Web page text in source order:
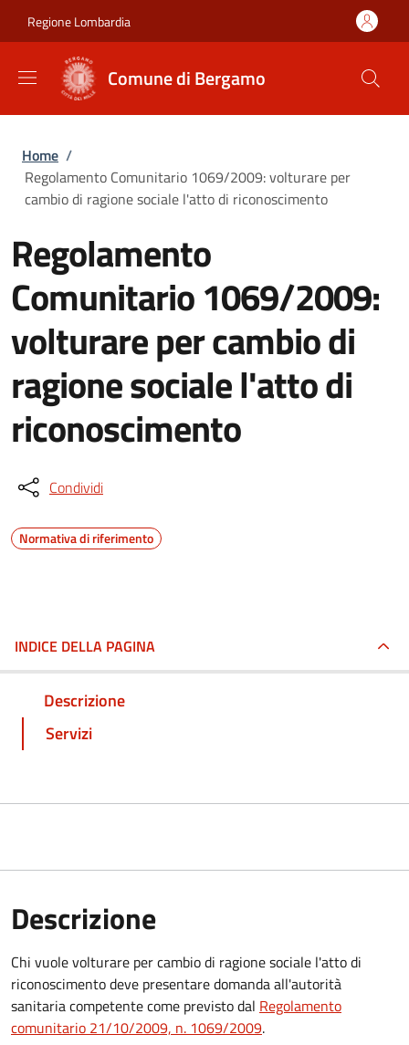
Regione Lombardia
Comune di Bergamo
Briciole di pane
Home /
Regolamento Comunitario 1069/2009: volturare per
cambio di ragione sociale l'atto di riconoscimento
Regolamento
Comunitario 1069/2009:
volturare per cambio di
ragione sociale l'atto di
riconoscimento
Condividi
Normativa di riferimento
INDICE DELLA PAGINA
Descrizione
Servizi
Descrizione
Chi vuole volturare per cambio di ragione sociale l'atto di
riconoscimento deve presentare domanda all'autorità
sanitaria competente come previsto dal Regolamento
comunitario 21/10/2009, n. 1069/2009.